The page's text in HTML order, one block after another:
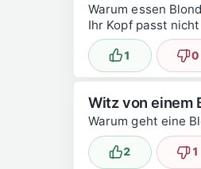
Warum essen
Ihr Kopf passt
Lustig
1 0
Witz von einem
Warum geht eine
Lustig
2 1